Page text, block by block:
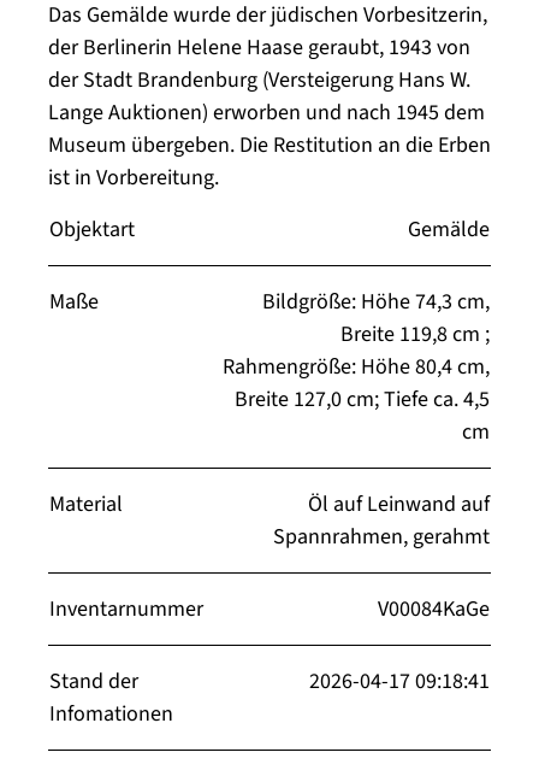
Das Gemälde wurde der jüdischen Vorbesitzerin,
der Berlinerin Helene Haase geraubt, 1943 von
der Stadt Brandenburg (Versteigerung Hans W.
Lange Auktionen) erworben und nach 1945 dem
Museum übergeben. Die Restitution an die Erben
ist in Vorbereitung.
Objektart
Gemälde
Maße
Bildgröße: Höhe 74,3 cm,
Breite 119,8 cm ;
Rahmengröße: Höhe 80,4 cm,
Breite 127,0 cm; Tiefe ca. 4,5
cm
Material
Öl auf Leinwand auf
Spannrahmen, gerahmt
Inventarnummer V00084KaGe
Stand der
Infomationen
2026-04-17 09:18:41